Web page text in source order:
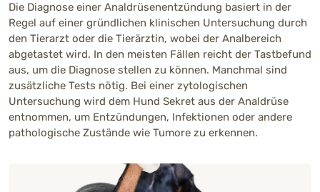
Die Diagnose einer Analdrüsenentzündung basiert in der
Regel auf einer gründlichen klinischen Untersuchung durch
den Tierarzt oder die Tierärztin, wobei der Analbereich
abgetastet wird. In den meisten Fällen reicht der Tastbefund
aus, um die Diagnose stellen zu können. Manchmal sind
zusätzliche Tests nötig. Bei einer zytologischen
Untersuchung wird dem Hund Sekret aus der Analdrüse
entnommen, um Entzündungen, Infektionen oder andere
pathologische Zustände wie Tumore zu erkennen.